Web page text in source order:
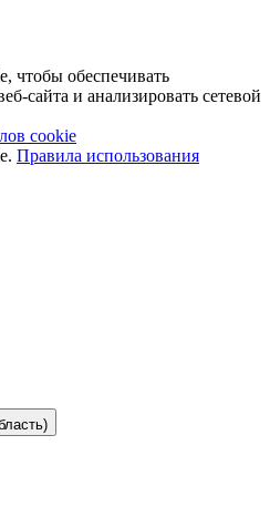
чтобы обеспечивать
сайта и анализировать сетевой
cookie
Правила использования